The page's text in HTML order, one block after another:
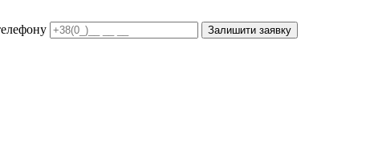
Залишити заявку